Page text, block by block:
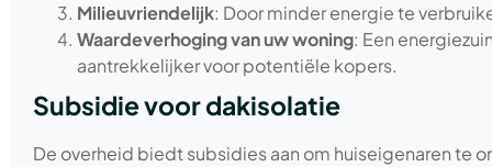
Milieuvriendelijk: Door minder energie te
Waardeverhoging van uw woning: Een
aantrekkelijker voor potentiële kopers.
Subsidie voor dakisolatie
De overheid biedt subsidies aan om huiseigenaren te